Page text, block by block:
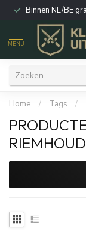
Binnen NL/BE
MENU
Home / Tags /